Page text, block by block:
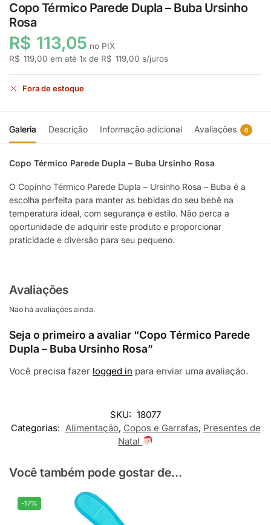
Copo Térmico Parede Dupla – Buba Ursinho
Rosa
R$ 113,05 no PIX
R$ 119,00 em até 1x de R$ 119,00 s/juros
Fora de estoque
Galeria Descrição Informação adicional Avaliações 0
Copo Térmico Parede Dupla – Buba Ursinho Rosa
O Copinho Térmico Parede Dupla – Ursinho Rosa – Buba é a
escolha perfeita para manter as bebidas do seu bebê na
temperatura ideal, com segurança e estilo. Não perca a
oportunidade de adquirir este produto e proporcionar
praticidade e diversão para seu pequeno.
Avaliações
Não há avaliações ainda.
Seja o primeiro a avaliar “Copo Térmico Parede
Dupla – Buba Ursinho Rosa”
Você precisa fazer logged in para enviar uma avaliação.
SKU: 18077
Categorias: Alimentação, Copos e Garrafas, Presentes de
Natal
Você também pode gostar de...
-17%